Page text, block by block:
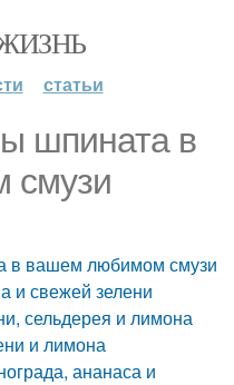
статьи
шпината в
смузи
в вашем любимом смузи
и свежей зелени
сельдерея и лимона
и лимона
ананаса и